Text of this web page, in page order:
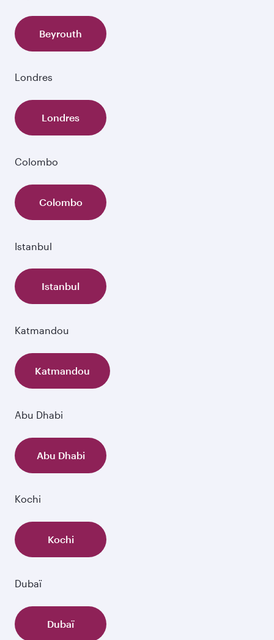
Beyrouth
Londres
Londres
Colombo
Colombo
Istanbul
Istanbul
Katmandou
Katmandou
Abu Dhabi
Abu Dhabi
Kochi
Kochi
Dubaï
Dubaï